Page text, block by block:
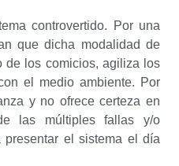
controvertido. Por una
que dicha modalidad de
de los comicios, agiliza los
el medio ambiente. Por
y no ofrece certeza en
las múltiples fallas y/o
presentar el sistema el día